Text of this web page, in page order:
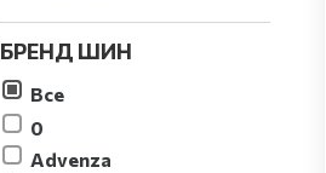
БРЕНД ШИН
Все
0
Advenza